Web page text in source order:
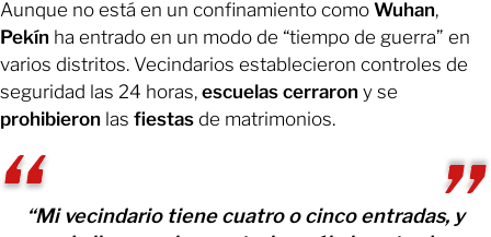
Aunque no está en un confinamiento como Wuhan,
Pekín ha entrado en un modo de “tiempo de guerra” en
varios distritos. Vecindarios establecieron controles de
seguridad las 24 horas, escuelas cerraron y se
prohibieron las fiestas de matrimonios.
“Mi vecindario tiene cuatro o cinco entradas, y